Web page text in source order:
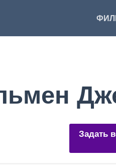
Задать